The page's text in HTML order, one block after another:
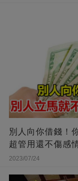
別人向你借錢！
超管用還不傷感
2023/07/24